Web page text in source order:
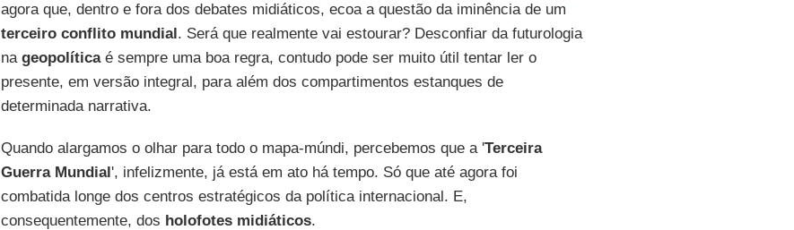
agora que, dentro e fora dos debates midiáticos, ecoa a questão da iminência de um
terceiro conflito mundial. Será que realmente vai estourar? Desconfiar da futurologia
na geopolíticaé sempre uma boa regra, contudo pode ser muito útil tentar ler o
presente, em versão integral, para além dos compartimentos estanques de
determinada narrativa.
Quando alargamos o olhar para todo o mapa-múndi, percebemos que a 'Terceira
Guerra Mundial', infelizmente, já está em ato há tempo. Só que até agora foi
combatida longe dos centros estratégicos da política internacional. E,
consequentemente, dos holofotes midiáticos.